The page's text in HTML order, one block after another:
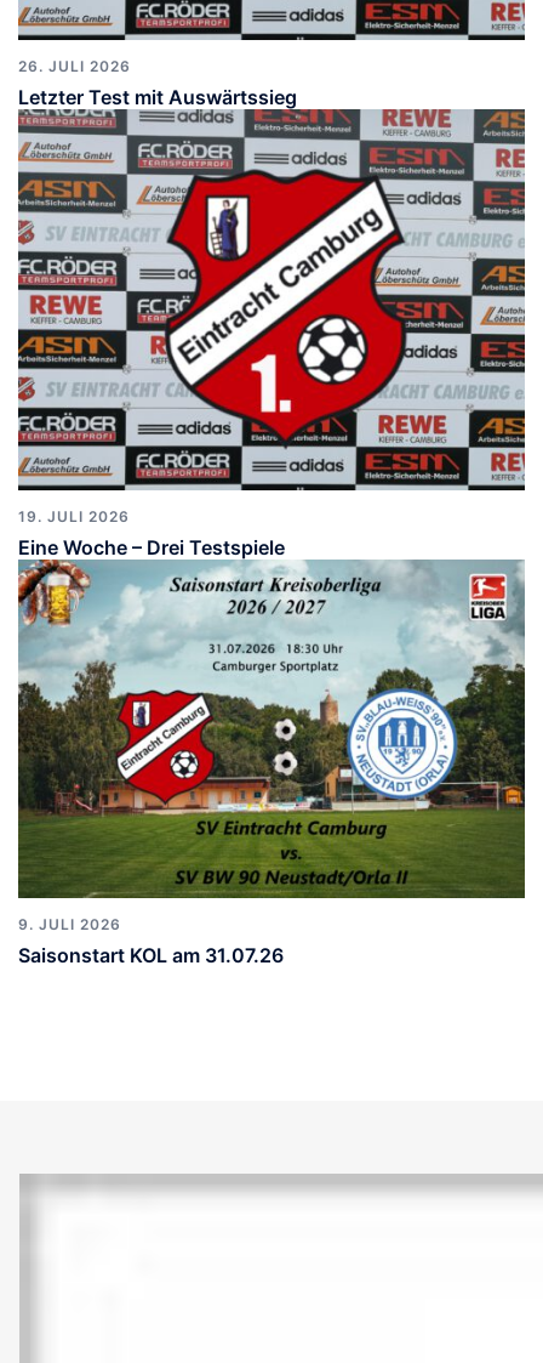
26. JULI 2026
Letzter Test mit Auswärtssieg
19. JULI 2026
Eine Woche – Drei Testspiele
9. JULI 2026
Saisonstart KOL am 31.07.26